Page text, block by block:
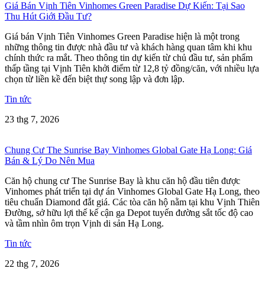
Giá Bán Vịnh Tiên Vinhomes Green Paradise Dự Kiến: Tại Sao
Thu Hút Giới Đầu Tư?
Giá bán Vịnh Tiên Vinhomes Green Paradise hiện là một trong
những thông tin được nhà đầu tư và khách hàng quan tâm khi khu
chính thức ra mắt. Theo thông tin dự kiến từ chủ đầu tư, sản phẩm
thấp tầng tại Vịnh Tiên khởi điểm từ 12,8 tỷ đồng/căn, với nhiều lựa
chọn từ liền kề đến biệt thự song lập và đơn lập.
Tin tức
23 thg 7, 2026
Chung Cư The Sunrise Bay Vinhomes Global Gate Hạ Long: Giá
Bán & Lý Do Nên Mua
Căn hộ chung cư The Sunrise Bay là khu căn hộ đầu tiên được
Vinhomes phát triển tại dự án Vinhomes Global Gate Hạ Long, theo
tiêu chuẩn Diamond đắt giá. Các tòa căn hộ nằm tại khu Vịnh Thiên
Đường, sở hữu lợi thế kế cận ga Depot tuyến đường sắt tốc độ cao
và tầm nhìn ôm trọn Vịnh di sản Hạ Long.
Tin tức
22 thg 7, 2026